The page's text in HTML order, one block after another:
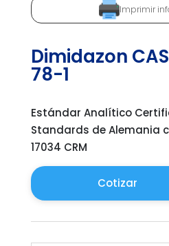
Imprimir
Dimidazon
78-1
Estándar Analítico
Standards de Alemania
17034 CRM
Cotizar